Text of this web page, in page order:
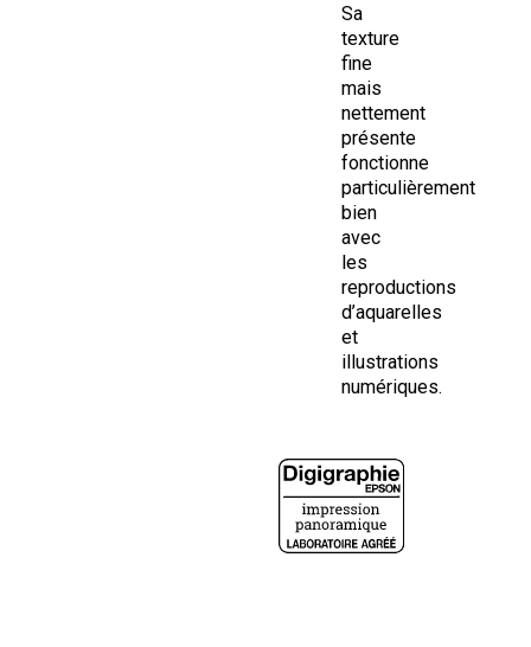
Sa
texture
fine
mais
nettement
présente
fonctionne
particulièrement
bien
avec
les
reproductions
d’aquarelles
et
illustrations
numériques.